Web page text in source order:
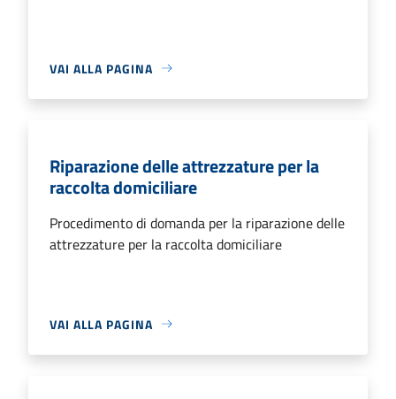
VAI ALLA PAGINA
Riparazione delle attrezzature per la
raccolta domiciliare
Procedimento di domanda per la riparazione delle
attrezzature per la raccolta domiciliare
VAI ALLA PAGINA